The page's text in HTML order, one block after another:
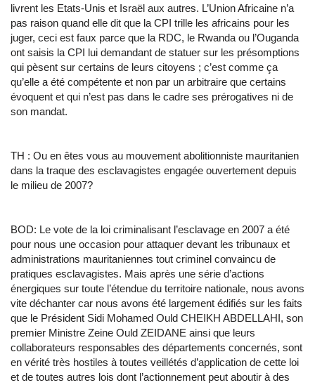
livrent les Etats-Unis et Israël aux autres. L’Union Africaine n’a
pas raison quand elle dit que la CPI trille les africains pour les
juger, ceci est faux parce que la RDC, le Rwanda ou l’Ouganda
ont saisis la CPI lui demandant de statuer sur les présomptions
qui pèsent sur certains de leurs citoyens ; c’est comme ça
qu’elle a été compétente et non par un arbitraire que certains
évoquent et qui n’est pas dans le cadre ses prérogatives ni de
son mandat.
TH : Ou en êtes vous au mouvement abolitionniste mauritanien
dans la traque des esclavagistes engagée ouvertement depuis
le milieu de 2007?
BOD: Le vote de la loi criminalisant l’esclavage en 2007 a été
pour nous une occasion pour attaquer devant les tribunaux et
administrations mauritaniennes tout criminel convaincu de
pratiques esclavagistes. Mais après une série d’actions
énergiques sur toute l’étendue du territoire nationale, nous avons
vite déchanter car nous avons été largement édifiés sur les faits
que le Président Sidi Mohamed Ould CHEIKH ABDELLAHI, son
premier Ministre Zeine Ould ZEIDANE ainsi que leurs
collaborateurs responsables des départements concernés, sont
en vérité très hostiles à toutes veillétés d’application de cette loi
et de toutes autres lois dont l’actionnement peut aboutir à des